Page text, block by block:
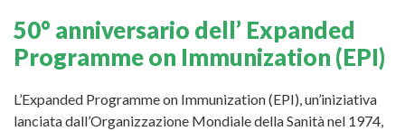
50° anniversario dell’ Expanded
Programme on Immunization (EPI)
L’Expanded Programme on Immunization (EPI), un’iniziativa
lanciata dall’Organizzazione Mondiale della Sanità nel 1974,